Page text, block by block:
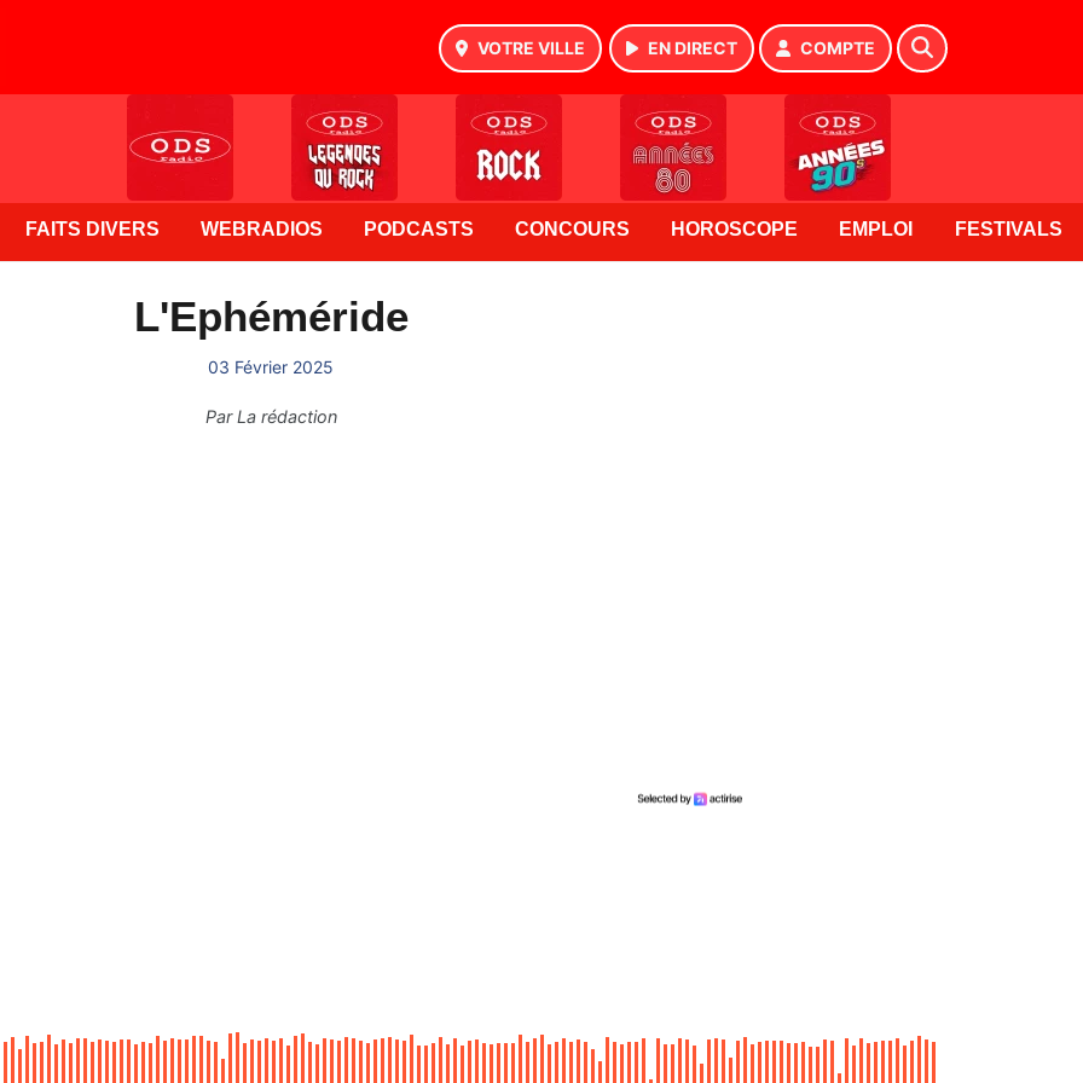
VOTRE VILLE EN DIRECT COMPTE
FAITS DIVERS WEBRADIOS PODCASTS CONCOURS HOROSCOPE EMPLOI FESTIVALS
L'Ephéméride
03 Février 2025
ParLa rédaction